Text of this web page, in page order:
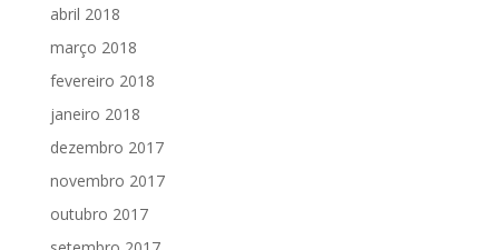
abril 2018
março 2018
fevereiro 2018
janeiro 2018
dezembro 2017
novembro 2017
outubro 2017